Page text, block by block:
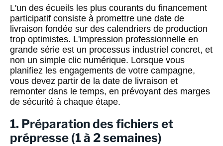
L'un des écueils les plus courants du financement
participatif consiste à promettre une date de
livraison fondée sur des calendriers de production
trop optimistes. L'impression professionnelle en
grande série est un processus industriel concret, et
non un simple clic numérique. Lorsque vous
planifiez les engagements de votre campagne,
vous devez partir de la date de livraison et
remonter dans le temps, en prévoyant des marges
de sécurité à chaque étape.
1. Préparation des fichiers et
prépresse (1 à 2 semaines)